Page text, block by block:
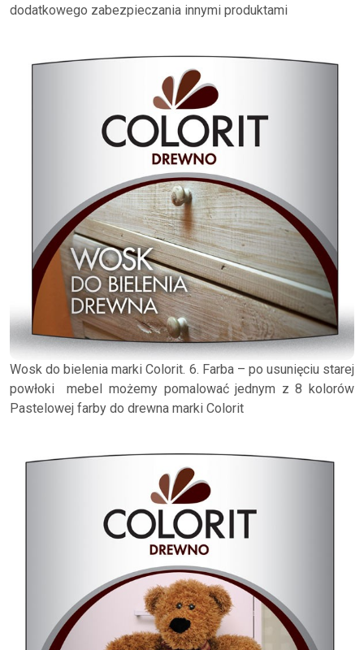
dodatkowego zabezpieczania innymi produktami
Wosk do bielenia marki Colorit. 6. Farba – po usunięciu starej
powłoki mebel możemy pomalować jednym z 8 kolorów
Pastelowej farby do drewna marki Colorit